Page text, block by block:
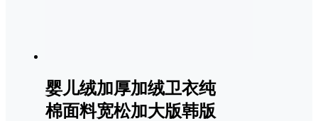
婴儿绒加厚加绒卫衣纯
棉面料宽松加大版韩版